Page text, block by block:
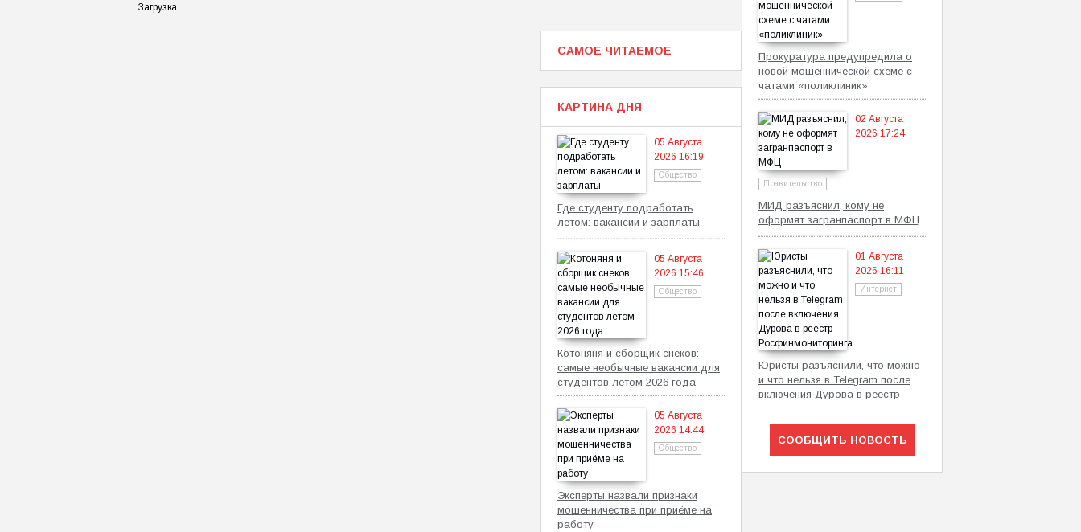
Загрузка...
Прокуратура предупредила о
новой мошеннической схеме с
чатами «поликлиник»
02 Августа
2026 17:24
Правительство
МИД разъяснил, кому не
оформят загранпаспорт в МФЦ
01 Августа
2026 16:11
Интернет
Юристы разъяснили, что можно
и что нельзя в Telegram после
включения Дурова в реестр
Росфинмониторинга
СООБЩИТЬ НОВОСТЬ
САМОЕ ЧИТАЕМОЕ
КАРТИНА ДНЯ
05 Августа
2026 16:19
Общество
Где студенту подработать
летом: вакансии и зарплаты
05 Августа
2026 15:46
Общество
Котоняня и сборщик снеков:
самые необычные вакансии для
студентов летом 2026 года
05 Августа
2026 14:44
Общество
Эксперты назвали признаки
мошенничества при приёме на
работу